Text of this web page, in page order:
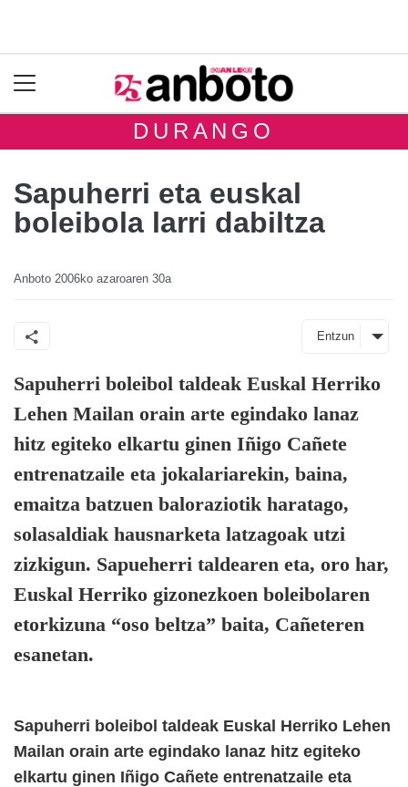
DURANGO
Sapuherri eta euskal
boleibola larri dabiltza
Anboto 2006ko azaroaren 30a
Entzun
Sapuherri boleibol taldeak Euskal Herriko
Lehen Mailan orain arte egindako lanaz
hitz egiteko elkartu ginen Iñigo Cañete
entrenatzaile eta jokalariarekin, baina,
emaitza batzuen baloraziotik haratago,
solasaldiak hausnarketa latzagoak utzi
zizkigun. Sapueherri taldearen eta, oro har,
Euskal Herriko gizonezkoen boleibolaren
etorkizuna “oso beltza” baita, Cañeteren
esanetan.
Sapuherri boleibol taldeak Euskal Herriko Lehen
Mailan orain arte egindako lanaz hitz egiteko
elkartu ginen Iñigo Cañete entrenatzaile eta